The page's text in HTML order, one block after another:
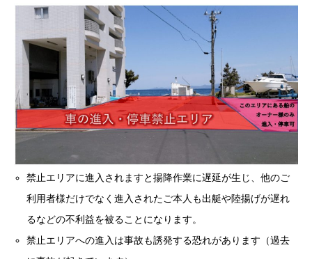
禁止エリアに進入されますと揚降作業に遅延が生じ、他のご
利用者様だけでなく進入されたご本人も出艇や陸揚げが遅れ
るなどの不利益を被ることになります。
禁止エリアへの進入は事故も誘発する恐れがあります（過去